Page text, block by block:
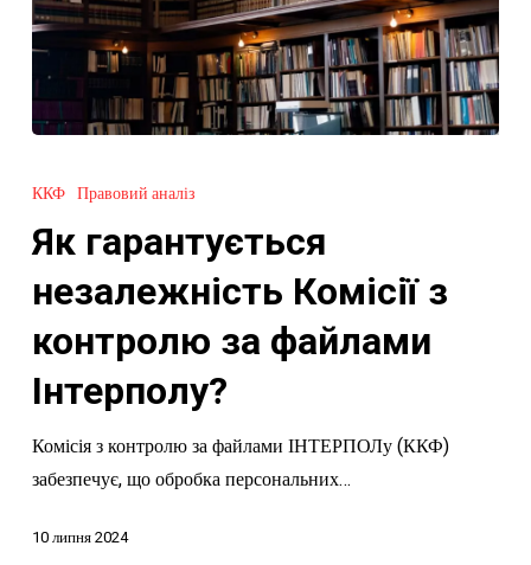
гарантується
Комісії
з
за
файлами
Інтерполу?
ККФ Правовий аналіз
Як гарантується
незалежність Комісії з
контролю за файлами
Інтерполу?
Комісія з контролю за файлами ІНТЕРПОЛу (ККФ)
забезпечує, що обробка персональних…
10 липня 2024